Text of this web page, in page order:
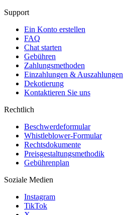
Support
Ein Konto erstellen
FAQ
Chat starten
Gebühren
Zahlungsmethoden
Einzahlungen & Auszahlungen
Dekotierung
Kontaktieren Sie uns
Rechtlich
Beschwerdeformular
Whistleblower-Formular
Rechtsdokumente
Preisgestaltungsmethodik
Gebührenplan
Soziale Medien
Instagram
TikTok